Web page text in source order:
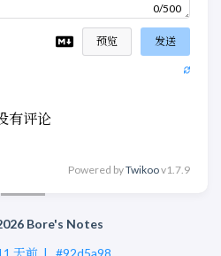
0/500
预览 发送
有评论
Powered byTwikoov1.7.9
Bore's Notes
天前 | #92d5a98